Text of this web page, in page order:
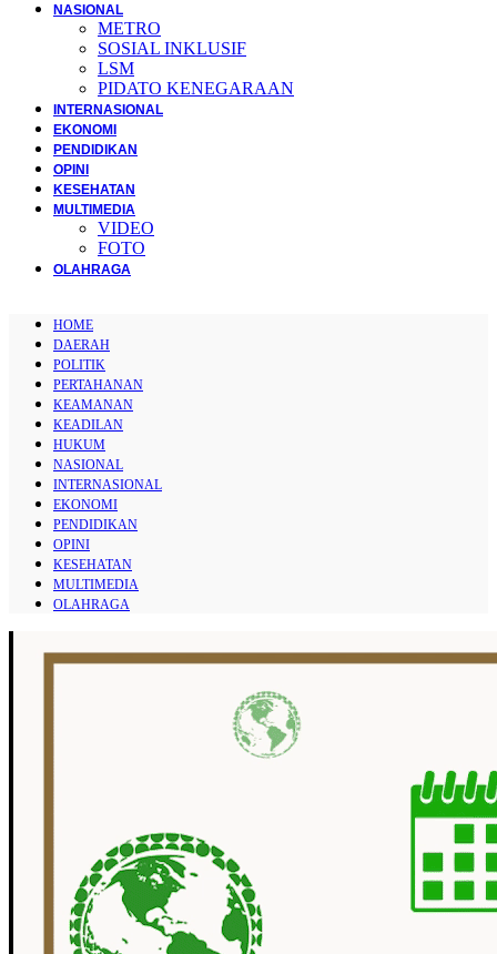
NASIONAL
METRO
SOSIAL INKLUSIF
LSM
PIDATO KENEGARAAN
INTERNASIONAL
EKONOMI
PENDIDIKAN
OPINI
KESEHATAN
MULTIMEDIA
VIDEO
FOTO
OLAHRAGA
HOME
DAERAH
POLITIK
PERTAHANAN
KEAMANAN
KEADILAN
HUKUM
NASIONAL
INTERNASIONAL
EKONOMI
PENDIDIKAN
OPINI
KESEHATAN
MULTIMEDIA
OLAHRAGA